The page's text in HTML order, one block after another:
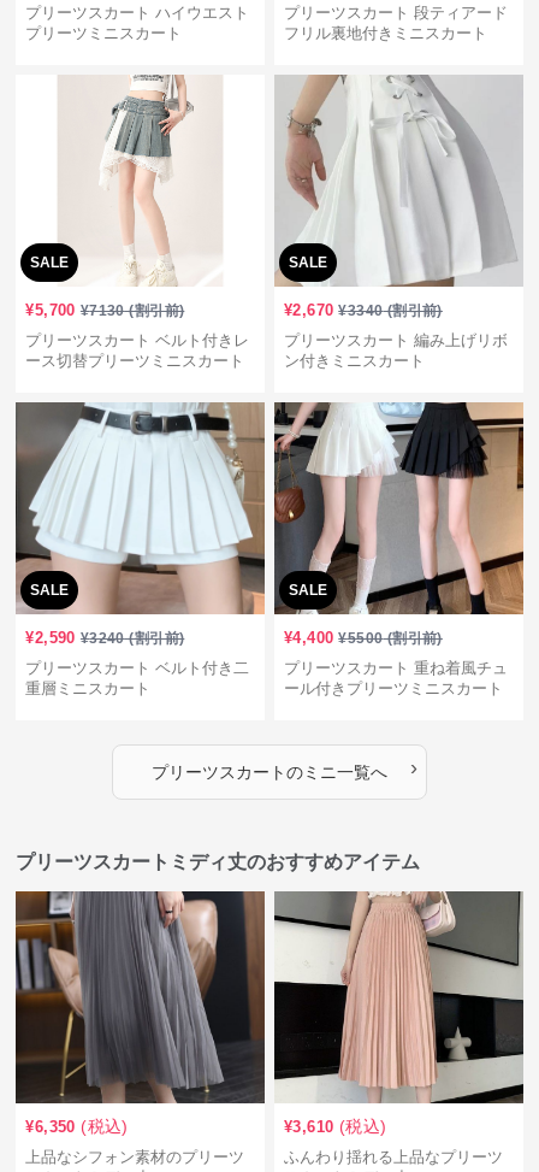
プリーツスカート ハイウエスト
プリーツミニスカート
プリーツスカート 段ティアード
フリル裏地付きミニスカート
SALE
¥5,700 ¥7130(割引前)
プリーツスカート ベルト付きレ
ース切替プリーツミニスカート
SALE
¥2,670 ¥3340(割引前)
プリーツスカート 編み上げリボ
ン付きミニスカート
SALE
¥2,590 ¥3240(割引前)
プリーツスカート ベルト付き二
重層ミニスカート
SALE
¥4,400 ¥5500(割引前)
プリーツスカート 重ね着風チュ
ール付きプリーツミニスカート
プリーツスカートのミニ一覧へ ›
プリーツスカートミディ丈のおすすめアイテム
¥6,350 (税込)
上品なシフォン素材のプリーツ
¥3,610 (税込)
ふんわり揺れる上品なプリーツ